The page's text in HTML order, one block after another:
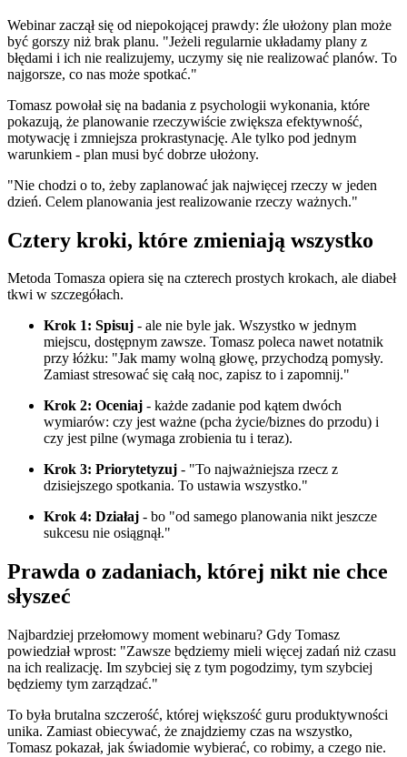
Webinar zaczął się od niepokojącej prawdy: źle ułożony plan może
być gorszy niż brak planu. "Jeżeli regularnie układamy plany z
błędami i ich nie realizujemy, uczymy się nie realizować planów. To
najgorsze, co nas może spotkać."
Tomasz powołał się na badania z psychologii wykonania, które
pokazują, że planowanie rzeczywiście zwiększa efektywność,
motywację i zmniejsza prokrastynację. Ale tylko pod jednym
warunkiem - plan musi być dobrze ułożony.
"Nie chodzi o to, żeby zaplanować jak najwięcej rzeczy w jeden
dzień. Celem planowania jest realizowanie rzeczy ważnych."
Cztery kroki, które zmieniają wszystko
Metoda Tomasza opiera się na czterech prostych krokach, ale diabeł
tkwi w szczegółach.
Krok 1: Spisuj - ale nie byle jak. Wszystko w jednym
miejscu, dostępnym zawsze. Tomasz poleca nawet notatnik
przy łóżku: "Jak mamy wolną głowę, przychodzą pomysły.
Zamiast stresować się całą noc, zapisz to i zapomnij."
Krok 2: Oceniaj - każde zadanie pod kątem dwóch
wymiarów: czy jest ważne (pcha życie/biznes do przodu) i
czy jest pilne (wymaga zrobienia tu i teraz).
Krok 3: Priorytetyzuj - "To najważniejsza rzecz z
dzisiejszego spotkania. To ustawia wszystko."
Krok 4: Działaj - bo "od samego planowania nikt jeszcze
sukcesu nie osiągnął."
Prawda o zadaniach, której nikt nie chce
słyszeć
Najbardziej przełomowy moment webinaru? Gdy Tomasz
powiedział wprost: "Zawsze będziemy mieli więcej zadań niż czasu
na ich realizację. Im szybciej się z tym pogodzimy, tym szybciej
będziemy tym zarządzać."
To była brutalna szczerość, której większość guru produktywności
unika. Zamiast obiecywać, że znajdziemy czas na wszystko,
Tomasz pokazał, jak świadomie wybierać, co robimy, a czego nie.